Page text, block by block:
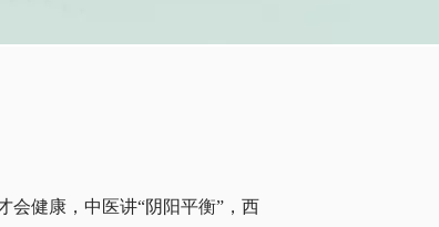
健康，中医讲“阴阳平衡”，西